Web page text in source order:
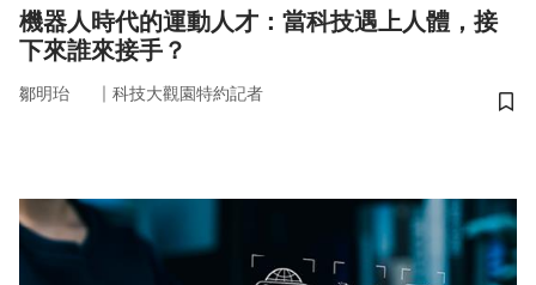
機器人時代的運動人才：當科技遇上人體，接
下來誰來接手？
鄒明珆 ｜ 科技大觀園特約記者
儲